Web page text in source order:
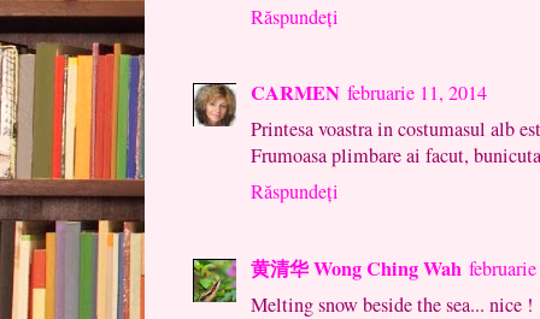
Răspundeți
CARMEN februarie 11, 2014
Printesa voastra in costumasul alb
Frumoasa plimbare ai facut,
Răspundeți
黄清华 Wong Ching Wah
Melting snow beside the sea... nice !